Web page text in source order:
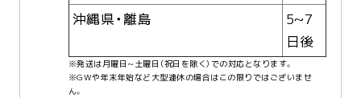
沖縄県・離島
5~7
日後
※発送は月曜日~土曜日（祝日を除く）での対応となります。
※GWや年末年始など大型連休の場合はこの限りではございませ
ん。